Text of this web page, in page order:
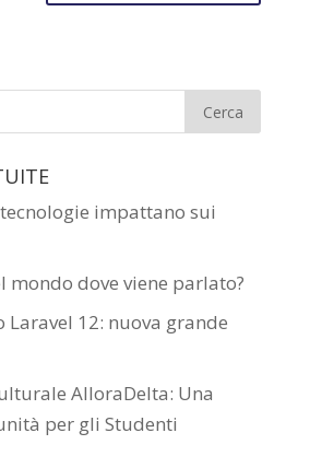
impattano sui
mondo dove viene parlato?
12: nuova grande
AlloraDelta: Una
per gli Studenti